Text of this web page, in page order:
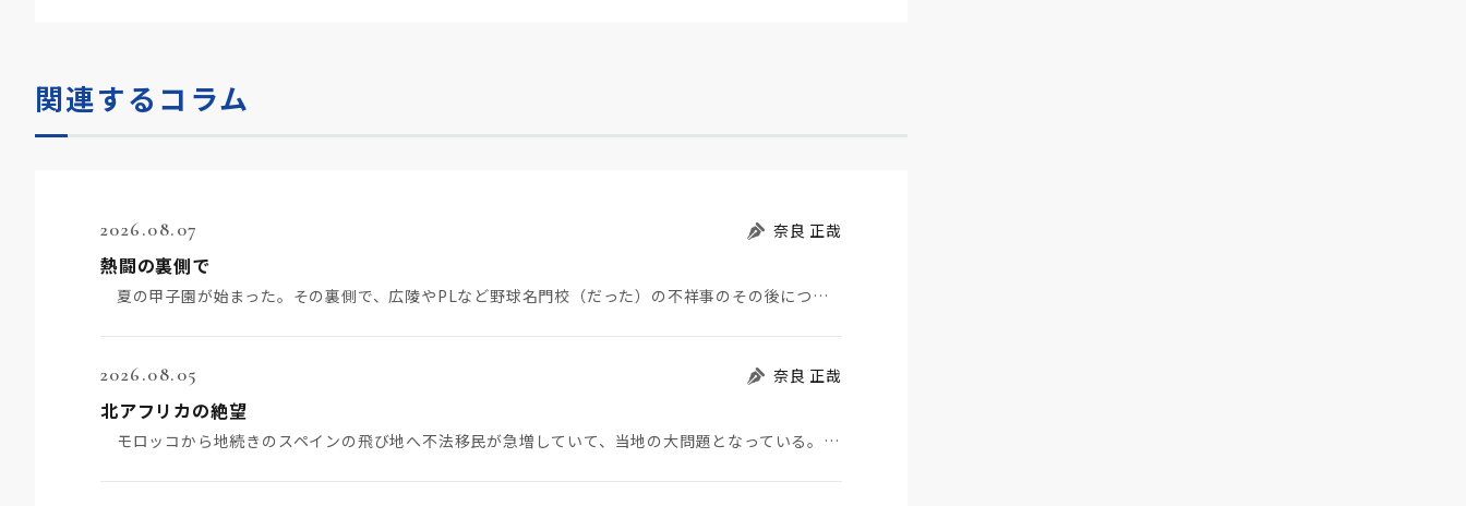
関連するコラム
2026.08.07 奈良 正哉
熱闘の裏側で
夏の甲子園が始まった。その裏側で、広陵やPLなど野球名門校（だった）の不祥事のその後について、「熱…
2026.08.05 奈良 正哉
北アフリカの絶望
モロッコから地続きのスペインの飛び地へ不法移民が急増していて、当地の大問題となっている。「海を泳い…